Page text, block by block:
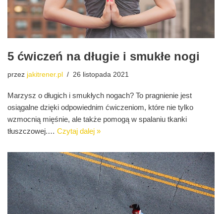
5 ćwiczeń na długie i smukłe nogi
przez jakitrener.pl 26 listopada 2021
Marzysz o długich i smukłych nogach? To pragnienie jest
osiągalne dzięki odpowiednim ćwiczeniom, które nie tylko
wzmocnią mięśnie, ale także pomogą w spalaniu tkanki
tłuszczowej.… Czytaj dalej »